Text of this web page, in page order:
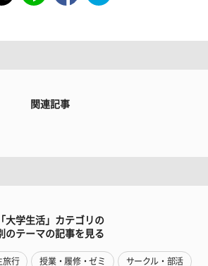
関連記事
「大学生活」カテゴリの
のテーマの記事を見る
旅行 授業・履修・ゼミ サークル・部活